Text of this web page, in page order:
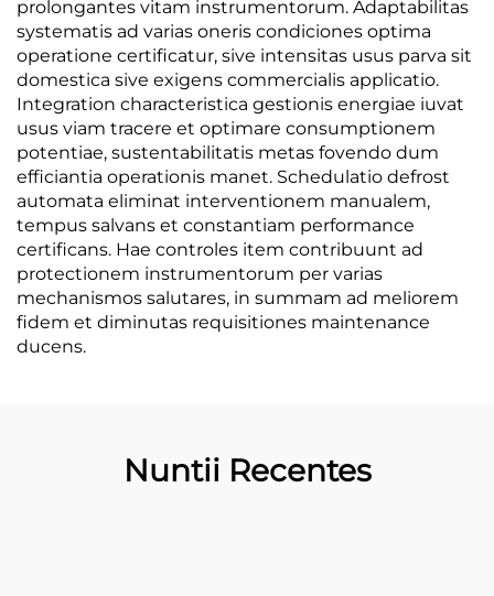
prolongantes vitam instrumentorum. Adaptabilitas
systematis ad varias oneris condiciones optima
operatione certificatur, sive intensitas usus parva sit
domestica sive exigens commercialis applicatio.
Integration characteristica gestionis energiae iuvat
usus viam tracere et optimare consumptionem
potentiae, sustentabilitatis metas fovendo dum
efficiantia operationis manet. Schedulatio defrost
automata eliminat interventionem manualem,
tempus salvans et constantiam performance
certificans. Hae controles item contribuunt ad
protectionem instrumentorum per varias
mechanismos salutares, in summam ad meliorem
fidem et diminutas requisitiones maintenance
ducens.
Nuntii Recentes